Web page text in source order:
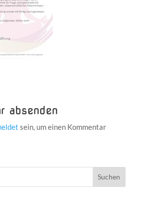
absenden
sein, um einen Kommentar